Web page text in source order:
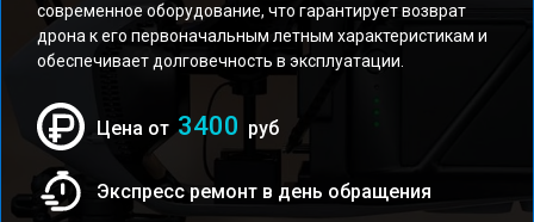
современное оборудование, что гарантирует возврат
дрона к его первоначальным летным характеристикам и
обеспечивает долговечность в эксплуатации.
Цена от 3400 руб
Экспресс ремонт в день обращения